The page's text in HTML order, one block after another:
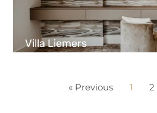
Villa Liemers
« Previous 1 2